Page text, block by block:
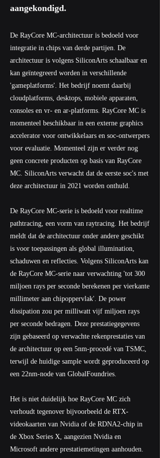
aangekondigd.
De RayCore MC-architectuur is bedoeld voor
integratie in chips van derde partijen. De
architectuur is volgens SiliconArts schaalbaar en
kan geïntegreerd worden in verschillende
'gameplatforms'. Het bedrijf noemt daarbij
cloudplatforms, desktops, mobiele apparaten,
consoles en vr- en ar-platforms. RayCore MC is
momenteel beschikbaar in een externe graphics
accelerator voor ontwikkelaars en soc-ontwerpers
voor evaluatie. Momenteel zijn er verder nog
geen concrete producten op basis van RayCore
MC. SiliconArts verwacht dat de eerste soc's met
deze architectuur in 2021 worden onthuld.
De RayCore MC-serie is bedoeld voor realtime
pathtracing, een vorm van raytracing. Het bedrijf
meldt dat de architectuur onder andere geschikt
is voor toepassingen als global illumination,
schaduwen en reflecties. Volgens SiliconArts kan
de RayCore MC-serie naar verwachting 'tot 300
miljoen rays per seconde berekenen per vierkante
millimeter aan chipoppervlak'. De power
dissipation zou per milliwatt vijf miljoen rays
per seconde bedragen. Deze prestatiegegevens
zijn gebaseerd op verwachte rekenprestaties van
de architectuur op een 5nm-procedé van TSMC,
terwijl de huidige sample wordt geproduceerd op
een 22nm-node van GlobalFoundries.
Het is niet duidelijk hoe RayCore MC zich
verhoudt tegenover bijvoorbeeld de RTX-
videokaarten van Nvidia of de RDNA2-chip in
de Xbox Series X, aangezien Nvidia en
Microsoft andere prestatiemetingen aanhouden.